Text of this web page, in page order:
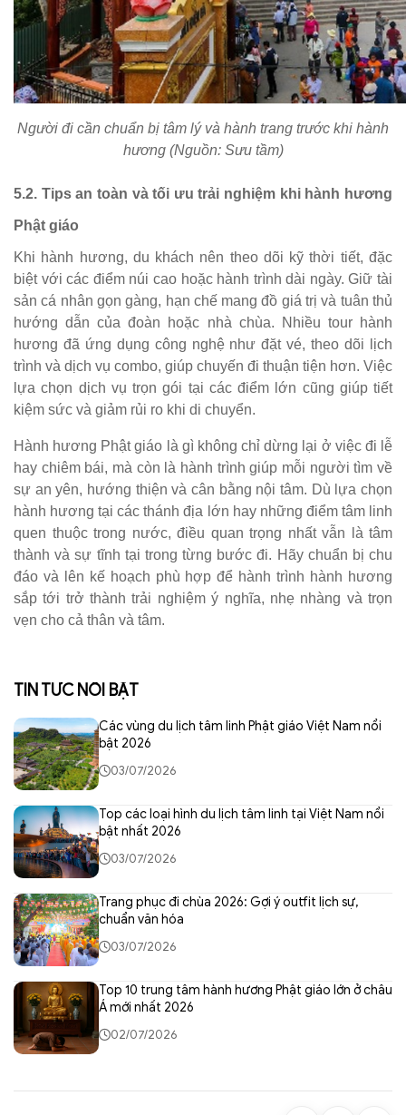
Người đi cần chuẩn bị tâm lý và hành trang trước khi hành
hương (Nguồn: Sưu tầm)
5.2. Tips an toàn và tối ưu trải nghiệm khi hành hương
Phật giáo
Khi hành hương, du khách nên theo dõi kỹ thời tiết, đặc
biệt với các điểm núi cao hoặc hành trình dài ngày. Giữ tài
sản cá nhân gọn gàng, hạn chế mang đồ giá trị và tuân thủ
hướng dẫn của đoàn hoặc nhà chùa. Nhiều tour hành
hương đã ứng dụng công nghệ như đặt vé, theo dõi lịch
trình và dịch vụ combo, giúp chuyến đi thuận tiện hơn. Việc
lựa chọn dịch vụ trọn gói tại các điểm lớn cũng giúp tiết
kiệm sức và giảm rủi ro khi di chuyển.
Hành hương Phật giáo là gì không chỉ dừng lại ở việc đi lễ
hay chiêm bái, mà còn là hành trình giúp mỗi người tìm về
sự an yên, hướng thiện và cân bằng nội tâm. Dù lựa chọn
hành hương tại các thánh địa lớn hay những điểm tâm linh
quen thuộc trong nước, điều quan trọng nhất vẫn là tâm
thành và sự tĩnh tại trong từng bước đi. Hãy chuẩn bị chu
đáo và lên kế hoạch phù hợp để hành trình hành hương
sắp tới trở thành trải nghiệm ý nghĩa, nhẹ nhàng và trọn
vẹn cho cả thân và tâm.
TIN TỨC NỔI BẬT
Các vùng du lịch tâm linh Phật giáo Việt Nam nổi
bật 2026
03/07/2026
Top các loại hình du lịch tâm linh tại Việt Nam nổi
bật nhất 2026
03/07/2026
Trang phục đi chùa 2026: Gợi ý outfit lịch sự,
chuẩn văn hóa
03/07/2026
Top 10 trung tâm hành hương Phật giáo lớn ở châu
Á mới nhất 2026
02/07/2026